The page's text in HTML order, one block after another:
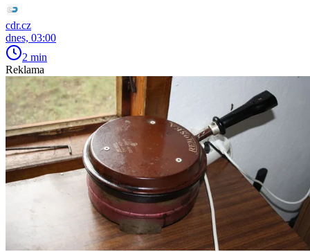
cdr.cz
dnes, 03:00
2 min
Reklama